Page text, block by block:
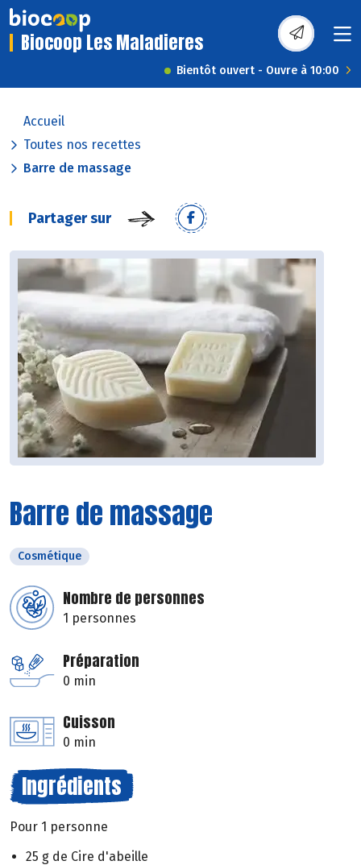
Biocoop Les Maladieres
Bientôt ouvert - Ouvre à 10:00
Accueil
Toutes nos recettes
Barre de massage
Partager sur
Barre de massage
Cosmétique
Nombre de personnes
1 personnes
Préparation
0 min
Cuisson
0 min
Ingrédients
Pour 1 personne
25 g de Cire d'abeille